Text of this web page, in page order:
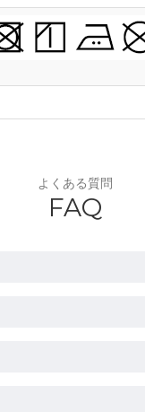
よくある質問
FAQ